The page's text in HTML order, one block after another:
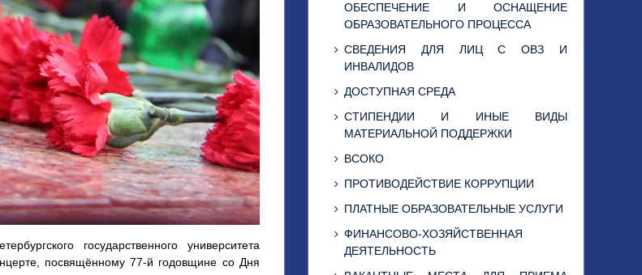
государственного университета
посвящённому 77-й годовщине со Дня
ОБЕСПЕЧЕНИЕ И ОСНАЩЕНИЕ
ОБРАЗОВАТЕЛЬНОГО ПРОЦЕССА
СВЕДЕНИЯ ДЛЯ ЛИЦ С ОВЗ И
ИНВАЛИДОВ
ДОСТУПНАЯ СРЕДА
СТИПЕНДИИ И ИНЫЕ ВИДЫ
МАТЕРИАЛЬНОЙ ПОДДЕРЖКИ
ВСОКО
ПРОТИВОДЕЙСТВИЕ КОРРУПЦИИ
ПЛАТНЫЕ ОБРАЗОВАТЕЛЬНЫЕ УСЛУГИ
ФИНАНСОВО-ХОЗЯЙСТВЕННАЯ
ДЕЯТЕЛЬНОСТЬ